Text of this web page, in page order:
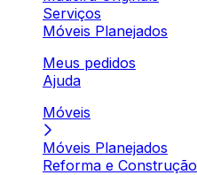
Serviços
Móveis Planejados
Meus pedidos
Ajuda
Móveis
Móveis Planejados
Reforma e Construção